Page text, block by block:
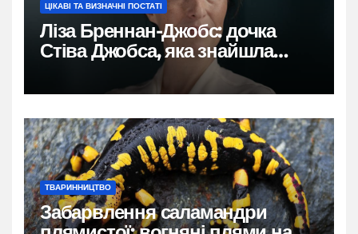
ЦІКАВІ ТА ВИЗНАЧНІ ПОСТАТІ
Ліза Бреннан-Джобс: дочка
Стіва Джобса, яка знайшла
власний голос
ТВАРИННИЦТВО
Забарвлення саламандри